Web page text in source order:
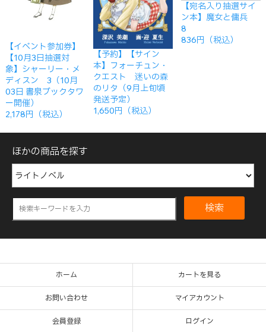
【イベント参加券】
【10月3日抽選対
象】シャーリー・メ
ディスン 3（10月
03日 書泉ブックタワ
ー開催）
2,178円（税込）
【予約】【サイン
本】フォーチュン・
クエスト 迷いの森
のリタ（9月上旬頃
発送予定）
1,650円（税込）
【宛名入り抽選サイ
ン本】魔女と傭兵
8
836円（税込）
ほかの商品を探す
検索
ホーム カートを見る
お問い合わせ マイアカウント
会員登録 ログイン